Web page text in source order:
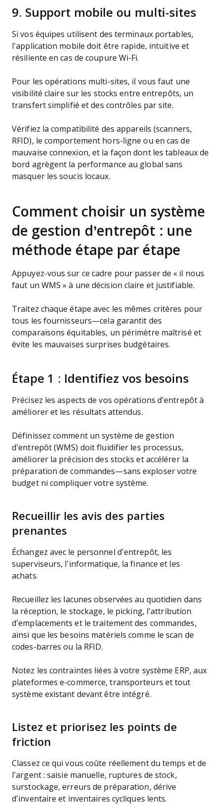
9. Support mobile ou multi-sites
Si vos équipes utilisent des terminaux portables,
l’application mobile doit être rapide, intuitive et
résiliente en cas de coupure Wi-Fi.
Pour les opérations multi-sites, il vous faut une
visibilité claire sur les stocks entre entrepôts, un
transfert simplifié et des contrôles par site.
Vérifiez la compatibilité des appareils (scanners,
RFID), le comportement hors-ligne ou en cas de
mauvaise connexion, et la façon dont les tableaux de
bord agrègent la performance au global sans
masquer les soucis locaux.
Comment choisir un système
de gestion d’entrepôt : une
méthode étape par étape
Appuyez-vous sur ce cadre pour passer de « il nous
faut un WMS » à une décision claire et justifiable.
Traitez chaque étape avec les mêmes critères pour
tous les fournisseurs—cela garantit des
comparaisons équitables, un périmètre maîtrisé et
évite les mauvaises surprises budgétaires.
Étape 1 : Identifiez vos besoins
Précisez les aspects de vos opérations d’entrepôt à
améliorer et les résultats attendus.
Définissez comment un système de gestion
d’entrepôt (WMS) doit fluidifier les processus,
améliorer la précision des stocks et accélérer la
préparation de commandes—sans exploser votre
budget ni compliquer votre système.
Recueillir les avis des parties
prenantes
Échangez avec le personnel d’entrepôt, les
superviseurs, l’informatique, la finance et les
achats.
Recueillez les lacunes observées au quotidien dans
la réception, le stockage, le picking, l’attribution
d’emplacements et le traitement des commandes,
ainsi que les besoins matériels comme le scan de
codes-barres ou la RFID.
Notez les contraintes liées à votre système ERP, aux
plateformes e-commerce, transporteurs et tout
système existant devant être intégré.
Listez et priorisez les points de
friction
Classez ce qui vous coûte réellement du temps et de
l’argent : saisie manuelle, ruptures de stock,
surstockage, erreurs de préparation, dérive
d’inventaire et inventaires cycliques lents.